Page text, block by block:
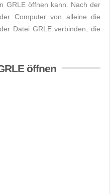
GRLE öffnen kann. Nach der
Computer von alleine die
Datei GRLE verbinden, die
öffnen